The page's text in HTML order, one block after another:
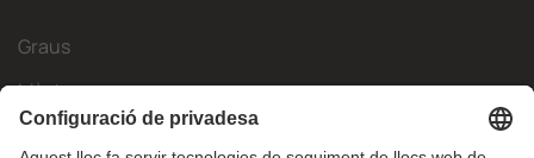
Graus
Màsters
Mobilitat Internacional